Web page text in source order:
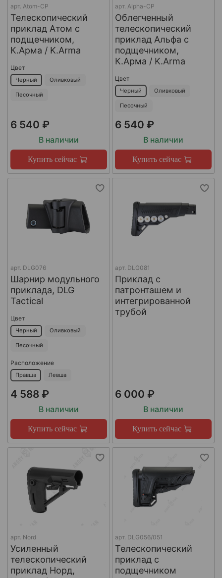
арт. Atom-CP
Телескопический
приклад Атом с
подщечником,
К.Арма / K.Arma
Цвет
Черный Оливковый
Песочный
6 540 ₽
В наличии
Купить сейчас
арт. Alpha-CP
Облегченный
телескопический
приклад Альфа с
подщечником,
К.Арма / K.Arma
Цвет
Черный Оливковый
Песочный
6 540 ₽
В наличии
Купить сейчас
арт. DLG076
Шарнир модульного
приклада, DLG
Tactical
Цвет
Черный Оливковый
Песочный
Расположение
Правша Левша
4 588 ₽
В наличии
Купить сейчас
арт. DLG081
Приклад с
патронташем и
интегрированной
трубой
6 000 ₽
В наличии
Купить сейчас
арт. Nord
Усиленный
телескопический
приклад Норд,
арт. DLG056/051
Телескопический
приклад с
подщечником